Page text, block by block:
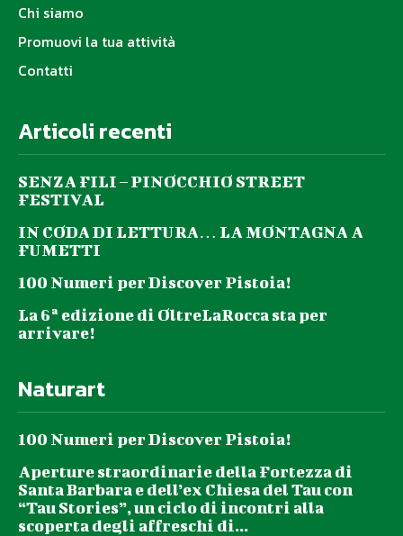
Chi siamo
Promuovi la tua attività
Contatti
Articoli recenti
SENZA FILI – PINOCCHIO STREET
FESTIVAL
IN CODA DI LETTURA… LA MONTAGNA A
FUMETTI
100 Numeri per Discover Pistoia!
La 6ª edizione di OltreLaRocca sta per
arrivare!
Naturart
100 Numeri per Discover Pistoia!
Aperture straordinarie della Fortezza di
Santa Barbara e dell’ex Chiesa del Tau con
“Tau Stories”, un ciclo di incontri alla
scoperta degli affreschi di...